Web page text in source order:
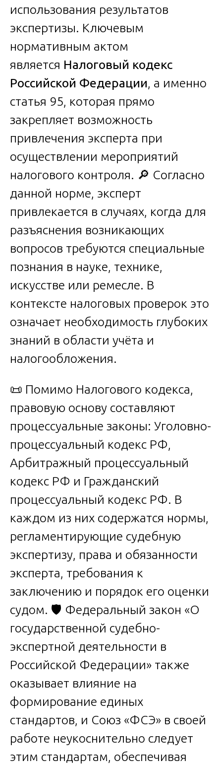
использования результатов
экспертизы. Ключевым
нормативным актом
является Налоговый кодекс
Российской Федерации, а именно
статья 95, которая прямо
закрепляет возможность
привлечения эксперта при
осуществлении мероприятий
налогового контроля. 🔎 Согласно
данной норме, эксперт
привлекается в случаях, когда для
разъяснения возникающих
вопросов требуются специальные
познания в науке, технике,
искусстве или ремесле. В
контексте налоговых проверок это
означает необходимость глубоких
знаний в области учёта и
налогообложения.
📜 Помимо Налогового кодекса,
правовую основу составляют
процессуальные законы: Уголовно-
процессуальный кодекс РФ,
Арбитражный процессуальный
кодекс РФ и Гражданский
процессуальный кодекс РФ. В
каждом из них содержатся нормы,
регламентирующие судебную
экспертизу, права и обязанности
эксперта, требования к
заключению и порядок его оценки
судом. 🛡️ Федеральный закон «О
государственной судебно-
экспертной деятельности в
Российской Федерации» также
оказывает влияние на
формирование единых
стандартов, и Союз «ФСЭ» в своей
работе неукоснительно следует
этим стандартам, обеспечивая